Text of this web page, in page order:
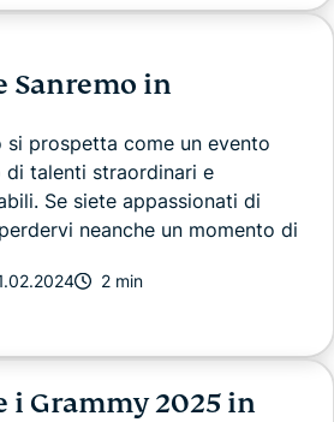
Sanremo in
si prospetta come un evento
di talenti straordinari e
Se siete appassionati di
neanche un momento di
2 min
i Grammy 2025 in